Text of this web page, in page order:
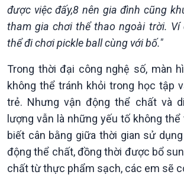
Podcast
Góc nhìn
Bình luận
10 phút
Câu
Dòng
được việc đấy,8 nên gia đình cũng
tham gia chơi thể thao ngoài trời. Ví
thể đi chơi pickle ball cùng với bố."
Trong thời đại công nghệ số, màn
không thể tránh khỏi trong học tập
trẻ. Nhưng vận động thể chất và
lượng vẫn là những yếu tố không
biết cân bằng giữa thời gian sử
động thể chất, đồng thời được bổ
chất từ thực phẩm sạch, các em sẽ